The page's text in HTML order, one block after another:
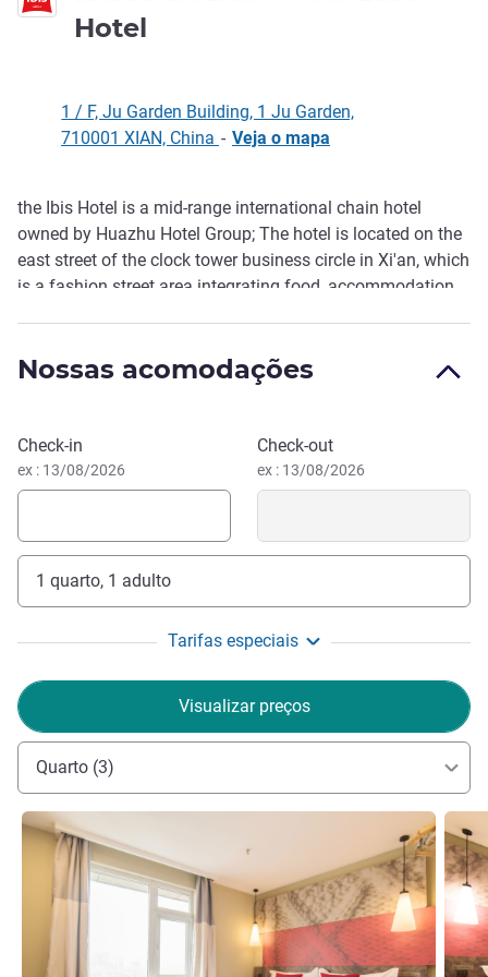
Hotel
1 / F, Ju Garden Building, 1 Ju Garden,
710001 XIAN, China - Veja o mapa
Descrição
the Ibis Hotel is a mid-range international chain hotel
owned by Huazhu Hotel Group; The hotel is located on the
east street of the clock tower business circle in Xi'an, which
is a fashion street area integrating food, accommodation,
Forest of Steles Museum and is about 15 minutes' walk.
Nossas acomodações
Reservar este hotel
Check-in
ex : 13/08/2026
Check-out
ex : 13/08/2026
1 quarto, 1 adulto
Tarifas especiais
Visualizar preços
Quarto (3)
Ver detalhes Ver